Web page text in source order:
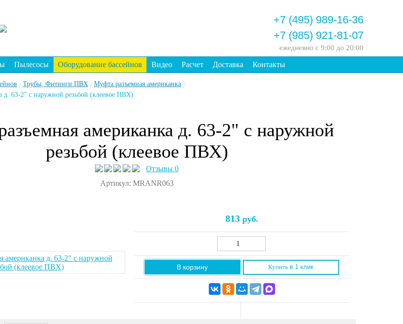
+7 (495) 989-16-36
+7 (985) 921-81-07
ежедневно с 9:00 до 20:00
Пылесосы Оборудование бассейнов Видео Расчет Доставка Контакты
/ Трубы, Фитинги ПВХ / Муфта разъемная американка /
д. 63-2" с наружной резьбой (клеевое ПВХ)
американка д. 63-2" с наружной
резьбой (клеевое ПВХ)
Отзывы 0
Артикул: MRANR063
813руб.
В корзину Купитьв 1 клик